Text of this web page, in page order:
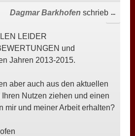
Dagmar Barkhofen schrieb
LEIDER
und
Jahren 2013-2015.
aber auch aus den aktuellen
Nutzen ziehen und einen
mir und meiner Arbeit erhalten?
...DIESE